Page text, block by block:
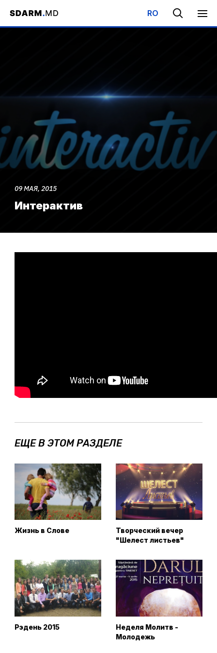
RO
Начало / Медиа / Видеоматериалы / Интерактив
09 МАЯ, 2015
Интерактив
ЕЩЕ В ЭТОМ РАЗДЕЛЕ
Жизнь в Слове
Творческий вечер
"Шелест листьев"
Рэдень 2015
Неделя Молитв -
Молодежь